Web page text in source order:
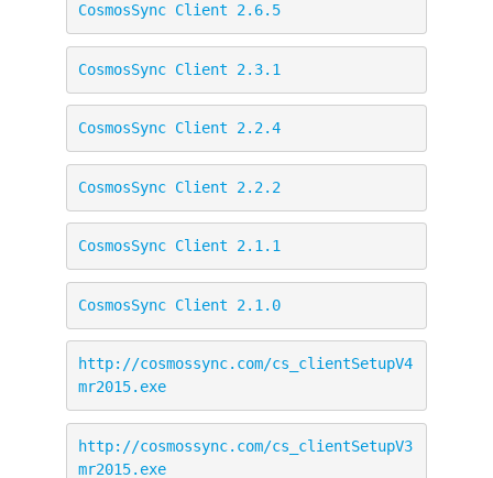
CosmosSync Client 2.6.5
CosmosSync Client 2.3.1
CosmosSync Client 2.2.4
CosmosSync Client 2.2.2
CosmosSync Client 2.1.1
CosmosSync Client 2.1.0
http://cosmossync.com/cs_clientSetupV4
mr2015.exe
http://cosmossync.com/cs_clientSetupV3
mr2015.exe